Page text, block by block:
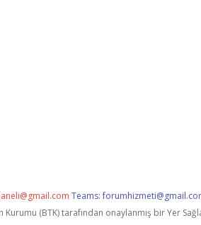
Teams:
Kurumu (BTK) tarafından onaylanmış bir Yer